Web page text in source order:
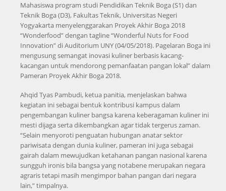
Mahasiswa program studi Pendidikan Teknik Boga (S1) dan
Teknik Boga (D3), Fakultas Teknik, Universitas Negeri
Yogyakarta menyelenggarakan Proyek Akhir Boga 2018
“Wonderfood” dengan tagline “Wonderful Nuts for Food
Innovation” di Auditorium UNY (04/05/2018). Pagelaran Boga ini
mengusung semangat inovasi kuliner berbasis kacang-
kacangan untuk mendorong pemanfaatan pangan lokal” dalam
Pameran Proyek Akhir Boga 2018.
Ahqid Tyas Pambudi, ketua panitia, menjelaskan bahwa
kegiatan ini sebagai bentuk kontribusi kampus dalam
pengembangan kuliner bangsa karena keberagaman kuliner ini
mesti dijaga serta dikembangkan agar tidak tergerus zaman.
“Selain menyoroti penguatan hubungan anatar sektor
pariwisata dengan dunia kuliner, pameran ini juga sebagai
gairah dalam mewujudkan ketahanan pangan nasional karena
sungguh ironis bila bangsa yang notabene merupakan negara
agraris tetapi masih mengimpor bahan pangan dari negara
lain,” timpalnya.